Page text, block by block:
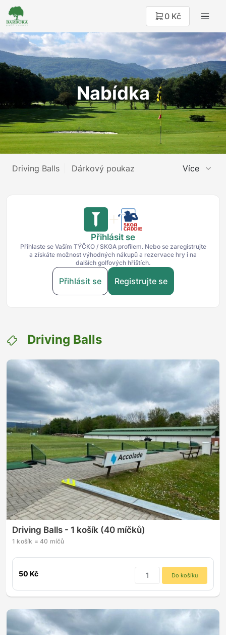
0 Kč
Nabídka
Driving Balls Dárkový poukaz Více
Přihlásit se
Přihlaste se Vaším TÝČKO / SKGA profilem. Nebo se zaregistrujte
a získáte možnost výhodných nákupů a rezervace hry i na
dalších golfových hřištích.
Přihlásit se Registrujte se
Driving Balls
Driving Balls - 1 košík (40 míčků)
1 košík = 40 míčů
50 Kč Do košíku